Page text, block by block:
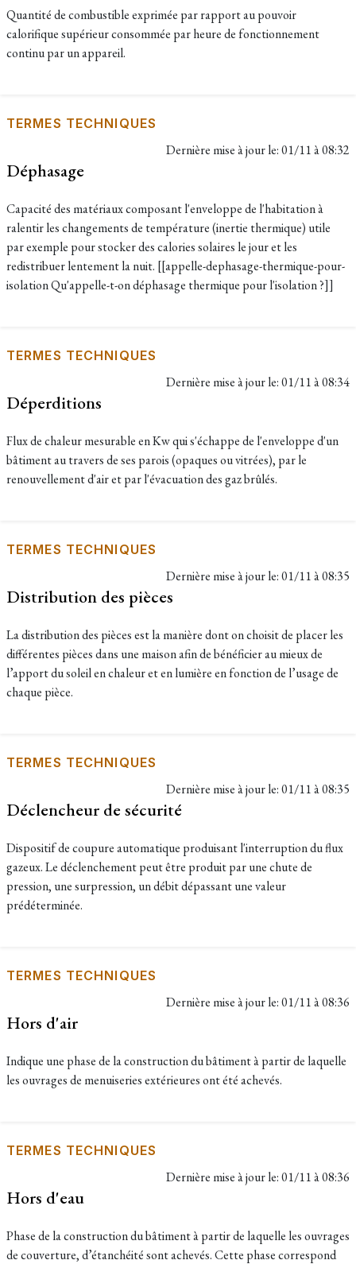
Quantité de combustible exprimée par rapport au pouvoir
calorifique supérieur consommée par heure de fonctionnement
continu par un appareil.
TERMES TECHNIQUES
Dernière mise à jour le:01/11 à 08:32
Déphasage
Capacité des matériaux composant l'enveloppe de l'habitation à
ralentir les changements de température (inertie thermique) utile
par exemple pour stocker des calories solaires le jour et les
redistribuer lentement la nuit. [[appelle-dephasage-thermique-pour-
isolation Qu'appelle-t-on déphasage thermique pour l'isolation ?]]
TERMES TECHNIQUES
Dernière mise à jour le:01/11 à 08:34
Déperditions
Flux de chaleur mesurable en Kw qui s'échappe de l'enveloppe d'un
bâtiment au travers de ses parois (opaques ou vitrées), par le
renouvellement d'air et par l'évacuation des gaz brûlés.
TERMES TECHNIQUES
Dernière mise à jour le:01/11 à 08:35
Distribution des pièces
La distribution des pièces est la manière dont on choisit de placer les
différentes pièces dans une maison afin de bénéficier au mieux de
l’apport du soleil en chaleur et en lumière en fonction de l’usage de
chaque pièce.
TERMES TECHNIQUES
Dernière mise à jour le:01/11 à 08:35
Déclencheur de sécurité
Dispositif de coupure automatique produisant l'interruption du flux
gazeux. Le déclenchement peut être produit par une chute de
pression, une surpression, un débit dépassant une valeur
prédéterminée.
TERMES TECHNIQUES
Dernière mise à jour le:01/11 à 08:36
Hors d'air
Indique une phase de la construction du bâtiment à partir de laquelle
les ouvrages de menuiseries extérieures ont été achevés.
TERMES TECHNIQUES
Dernière mise à jour le:01/11 à 08:36
Hors d'eau
Phase de la construction du bâtiment à partir de laquelle les ouvrages
de couverture, d’étanchéité sont achevés. Cette phase correspond